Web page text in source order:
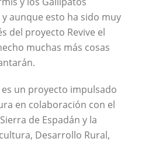
aunque esto ha sido muy
del proyecto Revive el
muchas más cosas
un proyecto impulsado
en colaboración con el
de Espadán y la
Desarrollo Rural,